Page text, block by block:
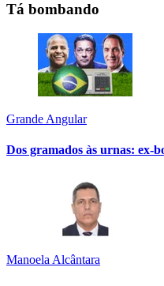
Tá bombando
Grande Angular
Dos gramados às urnas: ex-
Manoela Alcântara